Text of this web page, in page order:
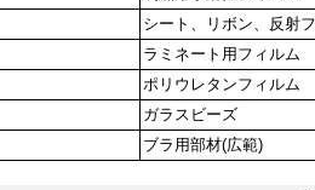
シート、リボン、反射
ラミネート用フィルム
ポリウレタンフィルム
ガラスビーズ
ブラ用部材(広範)